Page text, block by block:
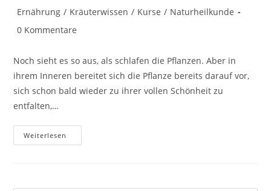
Beitrags-
Ernährung / Kräuterwissen / Kurse / Naturheilkunde
Beitrags-
0 Kommentare
Noch sieht es so aus, als schlafen die Pflanzen. Aber in
ihrem Inneren bereitet sich die Pflanze bereits darauf vor,
sich schon bald wieder zu ihrer vollen Schönheit zu
entfalten,…
Weiterlesen
Knospen